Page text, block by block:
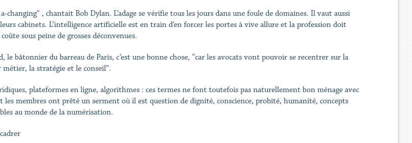
changing” , chantait Bob Dylan. L’adage se vérifie tous les jours dans une foule de domaines. Il vaut aussi
cabinets. L’intelligence artificielle est en train d’en forcer les portes à vive allure et la profession doit
sous peine de grosses déconvenues.
le bâtonnier du barreau de Paris, c’est une bonne chose, “car les avocats vont pouvoir se recentrer sur la
la stratégie et le conseil”.
plateformes en ligne, algorithmes : ces termes ne font toutefois pas naturellement bon ménage avec
les membres ont prêté un serment où il est question de dignité, conscience, probité, humanité, concepts
au monde de la numérisation.